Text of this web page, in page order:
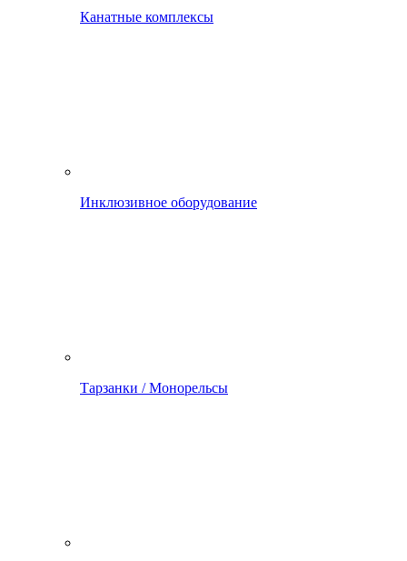
Канатные комплексы
Инклюзивное оборудование
Тарзанки / Монорельсы